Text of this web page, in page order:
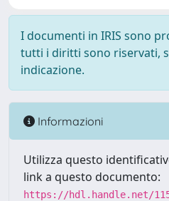
I documenti in IRIS sono
tutti i diritti sono riservati,
indicazione.
Informazioni
Utilizza questo
link a questo documento:
https://hdl.handle.net/